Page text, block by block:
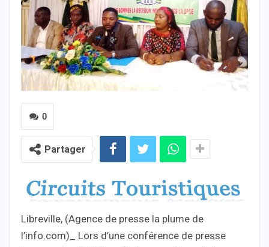
0
Partager
Libreville, (Agence de presse la plume de
l’info.com)_ Lors d’une conférence de presse